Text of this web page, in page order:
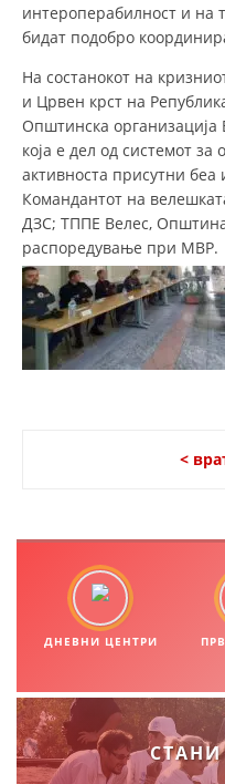
СТРУКТУРА И
ПОДГОТВЕНОСТ И
интероперабилност и на
бидат подобро
На состанокот на
и Црвен крст на
Општинска организација
која е дел од системот
активноста присутни
Командантот на
ДЗС; ТППЕ Велес,
распоредување при МВР.
<
ДНЕВНИ ЦЕНТРИ